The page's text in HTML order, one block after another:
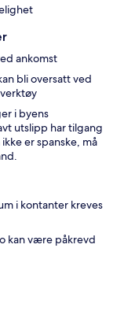
ankomst
bli oversatt ved
i byens
utslipp har tilgang
er spanske, må
i kontanter kreves
kan være påkrevd